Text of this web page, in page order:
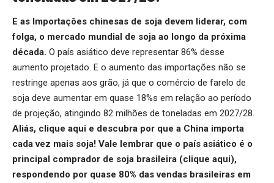
E as Importações chinesas de soja devem liderar, com
folga, o mercado mundial de soja ao longo da próxima
década. O país asiático deve representar 86% desse
aumento projetado. E o aumento das importações não se
restringe apenas aos grão, já que o comércio de farelo de
soja deve aumentar em quase 18%s em relação ao período
de projeção, atingindo 82 milhões de toneladas em 2027/28.
Aliás, clique aqui e descubra por que a China importa
cada vez mais soja! Vale lembrar que o país asiático é o
principal comprador de soja brasileira (clique aqui),
respondendo por quase 80% das vendas brasileiras em